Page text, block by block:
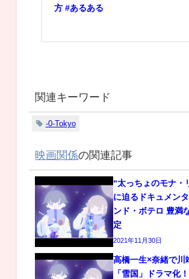
方 #あるある
関連キーワード
-0-Tokyo
映画関係の関連記事
“太っちょのモナ・
に迫るドキュメン
ンド・ボテロ 豊満
定
2021年11月30日
高橋一生×奈緒で川
「雪国」ドラマ化